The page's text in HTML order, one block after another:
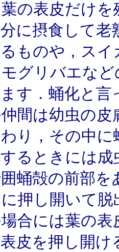
の表皮だけ
に摂食して老
ものや，ス
グリバエな
す．蛹化と
間は幼虫の皮
り，その中
るときには
蛹殻の前部
押し開いて
合には葉の
皮を押し開